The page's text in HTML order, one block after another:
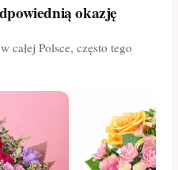
okazję
całej Polsce, często tego